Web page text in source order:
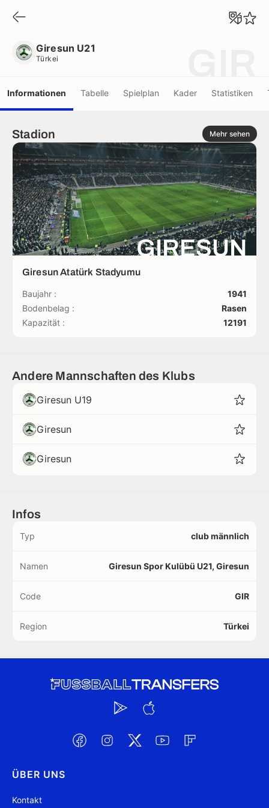
Giresun U21
Türkei
Informationen Tabelle Spielplan Kader Statistiken
Stadion Mehr sehen
GIRESUN
Giresun Atatürk Stadyumu
Baujahr :
1941
Bodenbelag :
Rasen
Kapazität :
12191
Andere Mannschaften des Klubs
Giresun U19
Giresun
Giresun
Infos
Typ club männlich
Namen Giresun Spor Kulübü U21, Giresun
Code GIR
Region Türkei
ÜBER UNS
Kontakt